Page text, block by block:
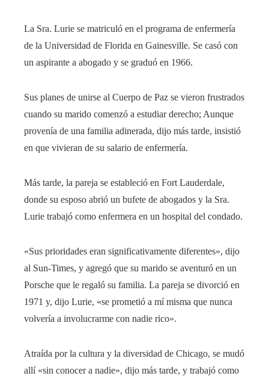
La Sra. Lurie se matriculó en el programa de enfermería
de la Universidad de Florida en Gainesville. Se casó con
un aspirante a abogado y se graduó en 1966.
Sus planes de unirse al Cuerpo de Paz se vieron frustrados
cuando su marido comenzó a estudiar derecho; Aunque
provenía de una familia adinerada, dijo más tarde, insistió
en que vivieran de su salario de enfermería.
Más tarde, la pareja se estableció en Fort Lauderdale,
donde su esposo abrió un bufete de abogados y la Sra.
Lurie trabajó como enfermera en un hospital del condado.
«Sus prioridades eran significativamente diferentes», dijo
al Sun-Times, y agregó que su marido se aventuró en un
Porsche que le regaló su familia. La pareja se divorció en
1971 y, dijo Lurie, «se prometió a mí misma que nunca
volvería a involucrarme con nadie rico».
Atraída por la cultura y la diversidad de Chicago, se mudó
allí «sin conocer a nadie», dijo más tarde, y trabajó como